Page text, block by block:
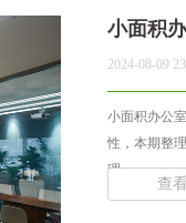
小面积
2024-08-09
小面积办公
性，本期整
理... ...
查